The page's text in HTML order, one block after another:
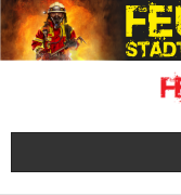
Skip
to
content